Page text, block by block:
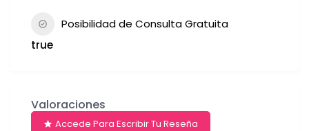
Posibilidad de Consulta Gratuita
true
Valoraciones
Accede Para Escribir Tu Reseña